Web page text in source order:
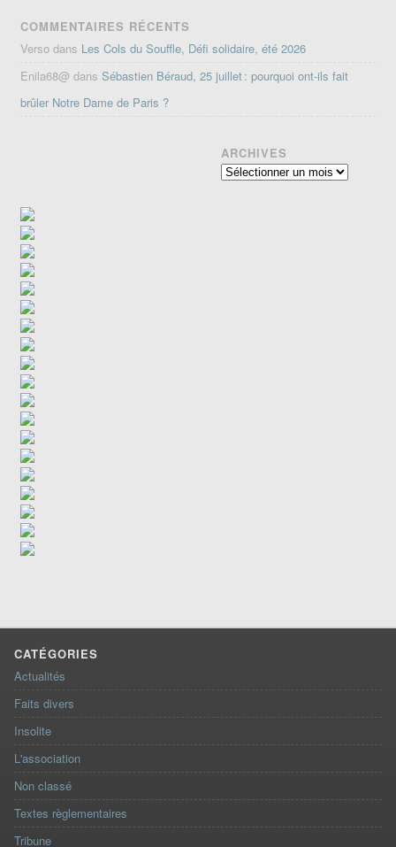
COMMENTAIRES RÉCENTS
Verso dans Les Cols du Souffle, Défi solidaire, été 2026
Enila68@ dansSébastien Béraud, 25 juillet : pourquoi ont-ils fait
brûler Notre Dame de Paris ?
ARCHIVES
Archives
CATÉGORIES
Actualités
Faits divers
Insolite
L'association
Non classé
Textes règlementaires
Tribune